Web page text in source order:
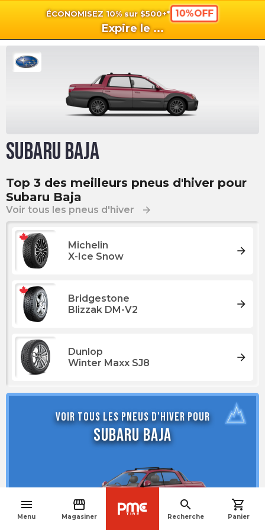
ÉCONOMISEZ 10% sur $500+* 10%OFF
Expire le ...
menu
Menu
storefront
Magasiner
search
Recherche
shopping_cart
Panier
Subaru Baja
Top 3 des meilleurs pneus d'hiver pour
Subaru Baja
Voir tous les pneus d'hiver arrow_forward
Michelin
X-Ice Snow
arrow_forward
Bridgestone
Blizzak DM-V2
arrow_forward
Dunlop
Winter Maxx SJ8
arrow_forward
Voir tous les pneus d'hiver pour
Subaru Baja
navigate_before